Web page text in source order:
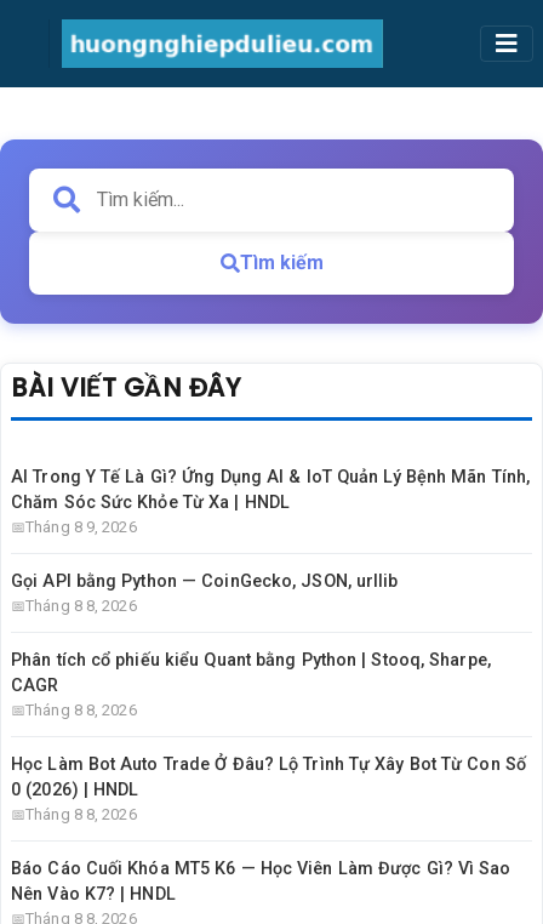
Tìm kiếm
BÀI VIẾT GẦN ĐÂY
AI Trong Y Tế Là Gì? Ứng Dụng AI & IoT Quản Lý Bệnh Mãn Tính,
Chăm Sóc Sức Khỏe Từ Xa | HNDL
Tháng 8 9, 2026
Gọi API bằng Python — CoinGecko, JSON, urllib
Tháng 8 8, 2026
Phân tích cổ phiếu kiểu Quant bằng Python | Stooq, Sharpe,
CAGR
Tháng 8 8, 2026
Học Làm Bot Auto Trade Ở Đâu? Lộ Trình Tự Xây Bot Từ Con Số
0 (2026) | HNDL
Tháng 8 8, 2026
Báo Cáo Cuối Khóa MT5 K6 — Học Viên Làm Được Gì? Vì Sao
Nên Vào K7? | HNDL
Tháng 8 8, 2026